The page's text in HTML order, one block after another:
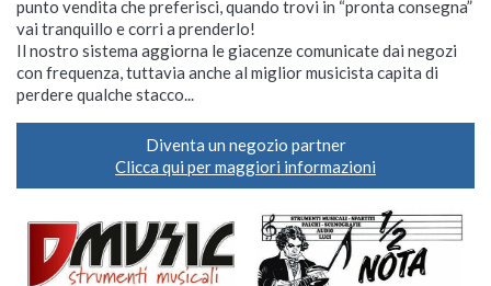
punto vendita che preferisci, quando trovi in “pronta consegna”
vai tranquillo e corri a prenderlo!
Il nostro sistema aggiorna le giacenze comunicate dai negozi
con frequenza, tuttavia anche al miglior musicista capita di
perdere qualche stacco...
Diventa un negozio partner
Clicca qui per maggiori informazioni